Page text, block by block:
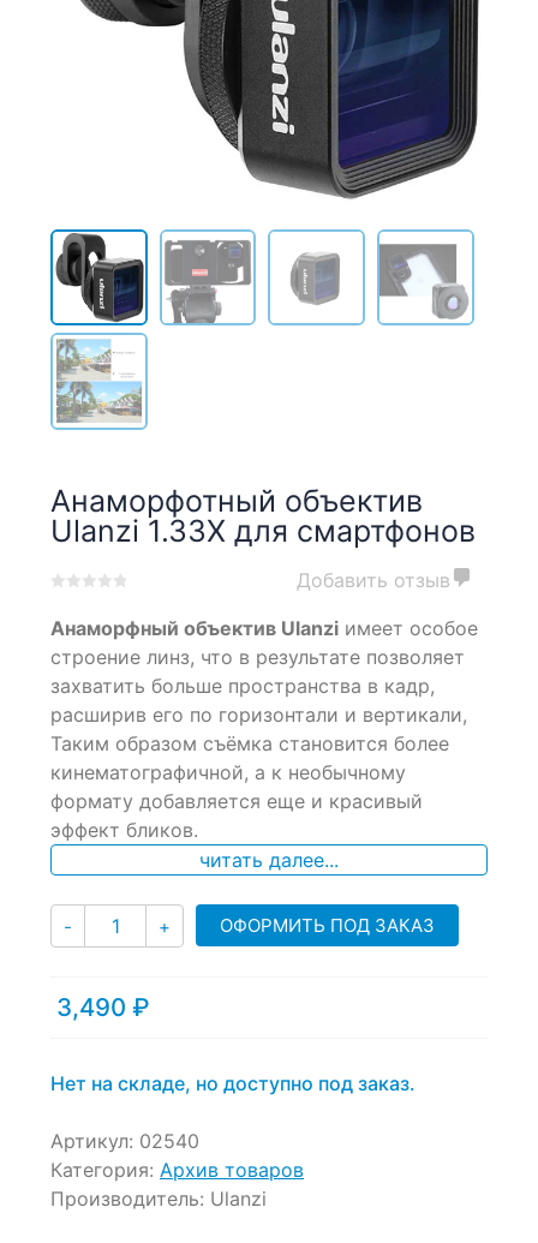
Анаморфотный объектив
Ulanzi 1.33X для смартфонов
out
based
on
customer
ratings
Добавить отзыв
Анаморфный объектив Ulanzi имеет особое
строение линз, что в результате позволяет
захватить больше пространства в кадр,
расширив его по горизонтали и вертикали,
Таким образом съёмка становится более
кинематографичной, а к необычному
формату добавляется еще и красивый
эффект бликов.
читать далее...
- Количество
+ ОФОРМИТЬ ПОД ЗАКАЗ
3,490 ₽
Нет на складе, но доступно под заказ.
Артикул: 02540
Категория: Архив товаров
Производитель: Ulanzi